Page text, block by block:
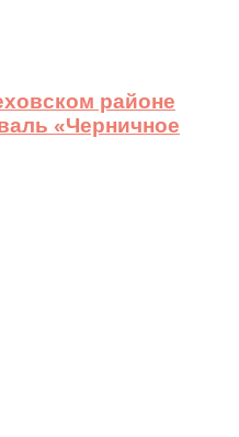
районе
«Черничное